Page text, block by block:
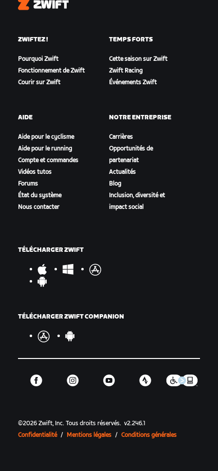
Zwift
ZWIFTEZ !
Pourquoi Zwift
Fonctionnement de Zwift
Courir sur Zwift
TEMPS FORTS
Cette saison sur Zwift
Zwift Racing
Événements Zwift
AIDE
Aide pour le cyclisme
Aide pour le running
Compte et commandes
Vidéos tutos
Forums
État du système
Nous contacter
NOTRE ENTREPRISE
Carrières
Opportunités de
partenariat
Actualités
Blog
Inclusion, diversité et
impact social
TÉLÉCHARGER ZWIFT
TÉLÉCHARGER ZWIFT COMPANION
©2026 Zwift, Inc.Tous droits réservés. v2.246.1
Confidentialité / Mentions légales / Conditions générales